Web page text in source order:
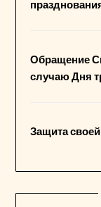
Обращение
случаю Дня
Защита